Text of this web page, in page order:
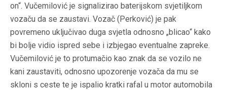
on“. Vučemilović je signalizirao baterijskom svjetiljkom
vozaču da se zaustavi. Vozač (Perković) je pak
povremeno uključivao duga svjetla odnosno „blicao“ kako
bi bolje vidio ispred sebe i izbjegao eventualne zapreke.
Vučemilović je to protumačio kao znak da se vozilo ne
kani zaustaviti, odnosno upozorenje vozača da mu se
skloni s ceste te je ispalio kratki rafal u motor automobila